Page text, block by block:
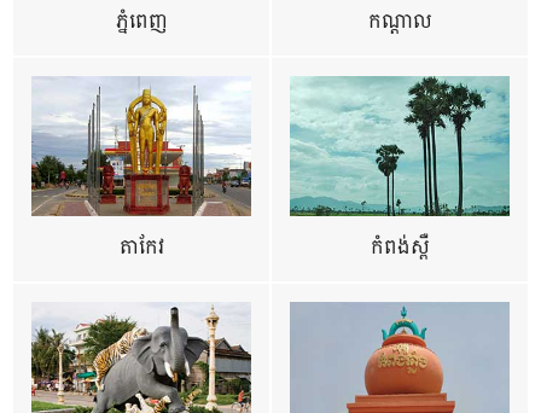
ភ្នំពេញ កណ្តាល
តាកែវ កំពង់ស្ពឺ